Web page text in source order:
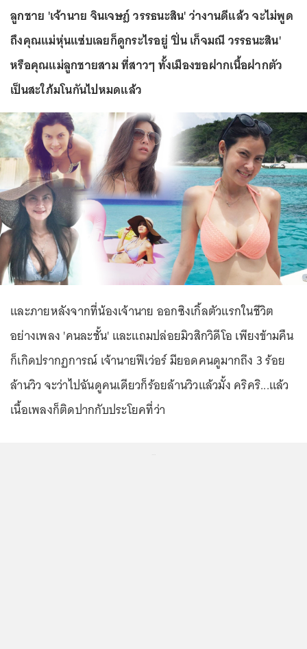
ลูกชาย 'เจ้านาย จินเจษฎ์ วรรธนะสิน' ว่างานดีแล้ว จะไม่พูด
ถึงคุณแม่หุ่นแซ่บเลยก็ดูกระไรอยู่ 'ปิ่น เก็จมณี วรรธนะสิน'
หรือคุณแม่ลูกชายสาม ที่สาวๆ ทั้งเมืองขอฝากเนื้อฝากตัว
เป็นสะใภ้มโนกันไปหมดแล้ว
และภายหลังจากที่น้องเจ้านาย ออกซิงเกิ้ลตัวแรกในชีวิต
อย่างเพลง 'คนละชั้น' และแถมปล่อยมิวสิกวิดีโอ เพียงข้ามคืน
ก็เกิดปรากฏการณ์ เจ้านายฟีเว่อร์ มียอดคนดูมากถึง 3 ร้อย
ล้านวิว จะว่าไปฉันดูคนเดียวก็ร้อยล้านวิวแล้วมั้ง คริคริ...แล้ว
เนื้อเพลงก็ติดปากกับประโยคที่ว่า